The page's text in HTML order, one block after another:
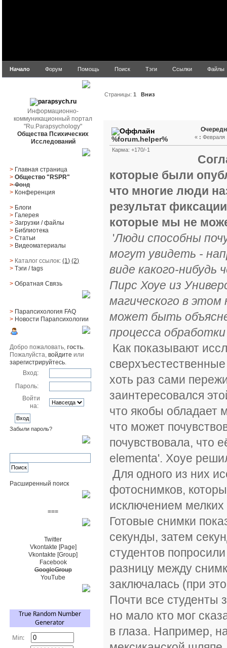
Начало Форум Помощь Поиск Тэги Ссылки Файлы
Информационно-
коммуникационный портал
"Ru.Parapsychology"
Общества Психических
Исследований
> Главная страница
> Общество "RSPR"
> Фонд
> Конференция
> Блоги
> Галерея
> Загрузки/файлы
> Библиотека
> Статьи
> Видеоматериалы
> Каталог ссылок:(1) (2)
> Тэги/ tags
> Обратная Cвязь
> Парапсихология FAQ
> Новости Парапсихологии
Добро пожаловать,гость.
Пожалуйста,войдите или
зарегистрируйтесь.
Вход:
Пароль:
Войти
на:
Забыли пароль?
Расширенный поиск
===
Twitter
Vkontakte [Page]
Vkontakte [Group]
Facebook
GoogleGroup
YouTube
Страницы:1 Вниз
%forum.helper%
Карма: +170/-1
« : Февраля
которые были
что многие люди
результат
которые мы не
'Люди способны
могут увидеть -
виде какого-нибудь
Пирс Хоуе из
магического в
может быть
процесса
Как показывают
хоть раз сами
заинтересовался
что якобы обладает
что может
почувствовала, что
elementa'. Хоуе
Для одного из них
фотоснимков,
исключением
Готовые снимки
секунды, затем
студентов
разницу между
заключалась (при
Почти все студенты
но мало кто мог
в глаза. Например,